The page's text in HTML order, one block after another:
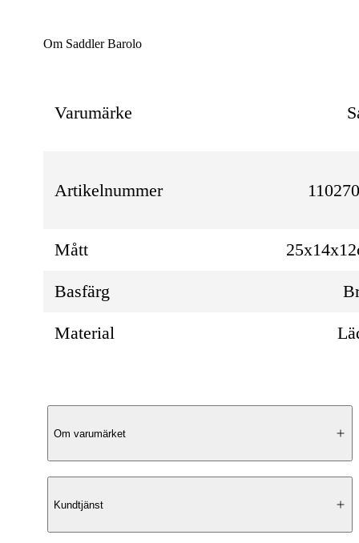
Om Saddler Barolo
Varumärke
Artikelnummer
Mått
Basfärg
Material
Produktbeskrivning
Lyxig design
Om varumärket
Kundtjänst